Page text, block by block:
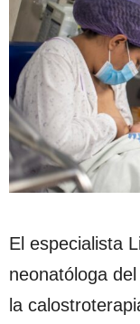
El especialista
neonatóloga
la